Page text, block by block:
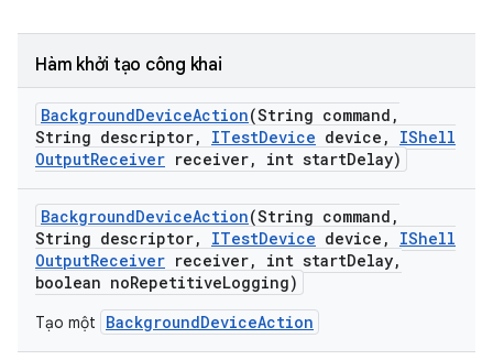
Hàm khởi tạo công khai
BackgroundDeviceAction(String command ,
String descriptor, ITestDevice device ,
IShell
OutputReceiver receiver, int startDelay)
BackgroundDeviceAction(String command ,
String descriptor, ITestDevice device ,
IShell
OutputReceiver receiver, int startDelay,
boolean noRepetitiveLogging)
Tạo một BackgroundDeviceAction